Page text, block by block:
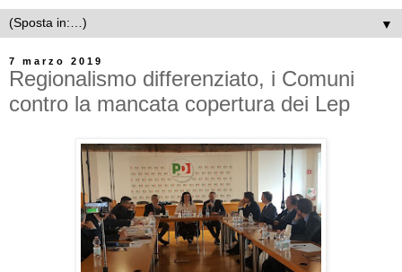
▼
7 marzo 2019
Regionalismo differenziato, i Comuni
contro la mancata copertura dei Lep